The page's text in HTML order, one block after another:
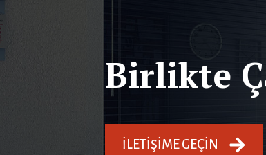
Birlikte
İLETIŞIME GEÇIN